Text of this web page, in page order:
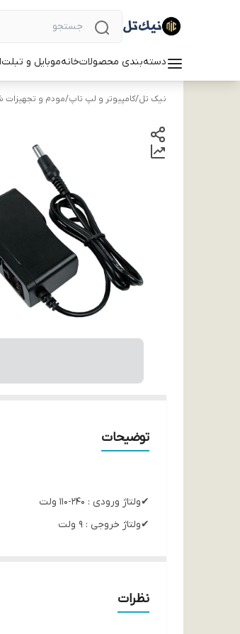
دسته‌بندی محصولاتخانهموبایل و تبلت
نیک تل/کامپیوتر و لپ تاپ/مودم و تجهیزات
توضیحات
✔ولتاژ ورودی : 240-110 ولت
✔ولتاژ خروجی : 9 ولت
✔همراه با سیم برق نری و یک شاخه
✔قابل استفاده برای دوربین مداربسته و هر مصرف
نظرات